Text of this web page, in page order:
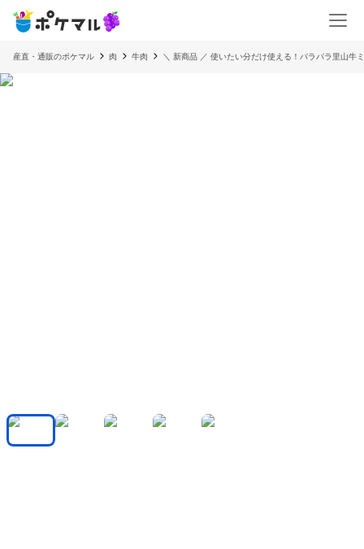
産直・通販のポケマル 肉 牛肉 ＼ 新商品 ／ 使いたい分だけ使える！パラパラ里山牛